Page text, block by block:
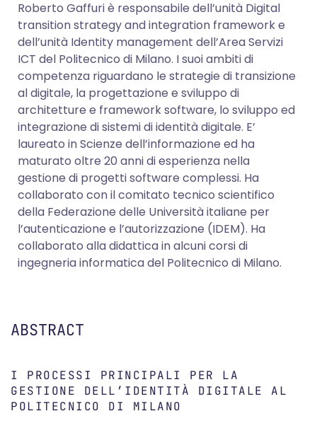
Roberto Gaffuri è responsabile dell’unità Digital
transition strategy and integration framework e
dell’unità Identity management dell’Area Servizi
ICT del Politecnico di Milano. I suoi ambiti di
competenza riguardano le strategie di transizione
al digitale, la progettazione e sviluppo di
architetture e framework software, lo sviluppo ed
integrazione di sistemi di identità digitale. E’
laureato in Scienze dell’informazione ed ha
maturato oltre 20 anni di esperienza nella
gestione di progetti software complessi. Ha
collaborato con il comitato tecnico scientifico
della Federazione delle Università italiane per
l’autenticazione e l’autorizzazione (IDEM). Ha
collaborato alla didattica in alcuni corsi di
ingegneria informatica del Politecnico di Milano.
ABSTRACT
I PROCESSI PRINCIPALI PER LA
GESTIONE DELL’IDENTITÀ DIGITALE AL
POLITECNICO DI MILANO